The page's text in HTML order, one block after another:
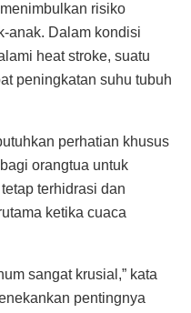
risiko
anak. Dalam kondisi
heat stroke, suatu
peningkatan suhu tubuh
perhatian khusus
orangtua untuk
terhidrasi dan
ketika cuaca
sangat krusial,” kata
pentingnya